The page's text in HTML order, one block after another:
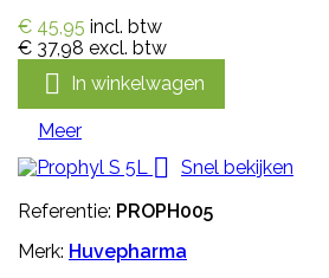
€ 45,95 incl. btw
€ 37,98 excl. btw
 In winkelwagen
Meer

Snel bekijken
Referentie: PROPH005
Merk: Huvepharma